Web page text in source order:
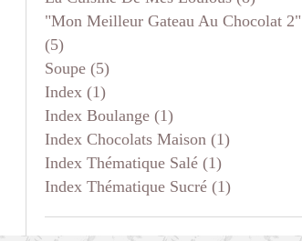
"mon Meilleur Gateau Au Chocolat 2"
(5)
Soupe (5)
Index (1)
Index Boulange (1)
Index Chocolats Maison (1)
Index Thématique Salé (1)
Index Thématique Sucré (1)